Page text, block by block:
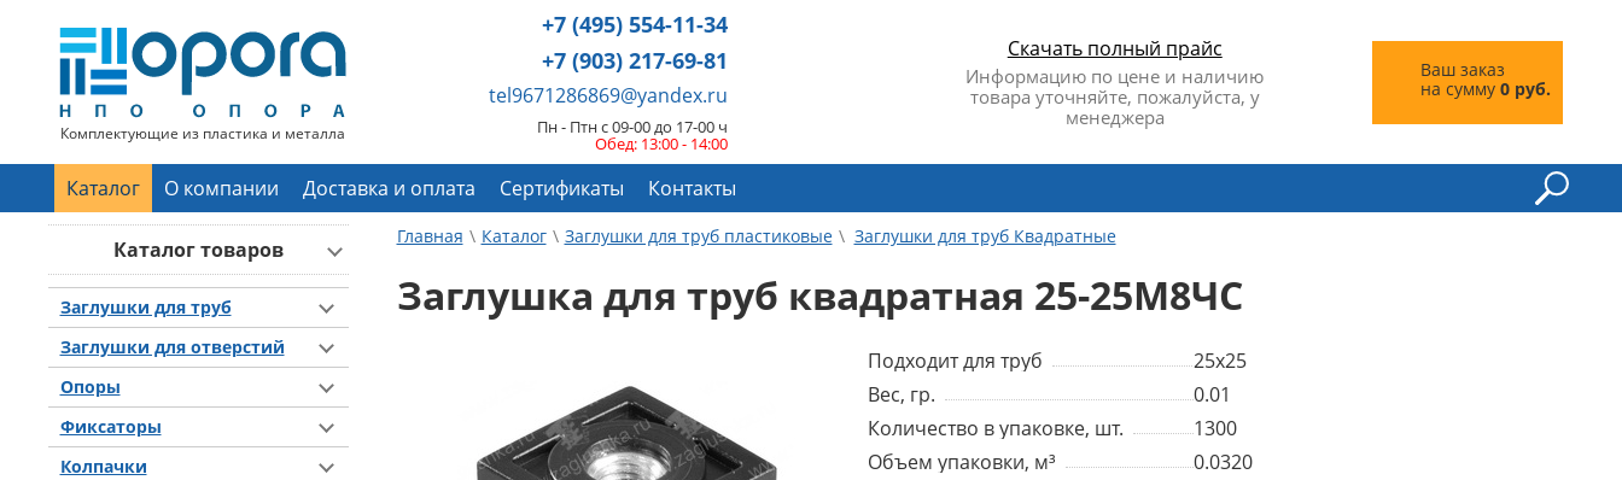
Комплектующие из пластика и металла
+7 (495) 554-11-34
+7 (903) 217-69-81
tel9671286869@yandex.ru
Пн - Птн с 09-00 до 17-00 ч
Обед: 13:00 - 14:00
Скачать полный прайс
Информацию по цене и наличию
товара уточняйте, пожалуйста, у
менеджера
Ваш заказ
на сумму 0 руб.
Каталог О компании Доставка и оплата Сертификаты Контакты
Каталог товаров
Заглушки для труб
Заглушки для отверстий
Опоры
Фиксаторы
Колпачки
Главная Каталог Заглушки для труб пластиковые Заглушки для труб Квадратные
Заглушка для труб квадратная 25-25М8ЧС
Подходит для труб
25x25
Вес, гр.
0.01
Количество в упаковке, шт.
1300
Объем упаковки, м³
0.0320